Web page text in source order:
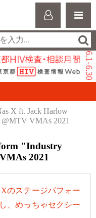
X ft. Jack Harlow
VMAs 2021
"Industry
2021
のステージパフォー
、めっちゃセクシー